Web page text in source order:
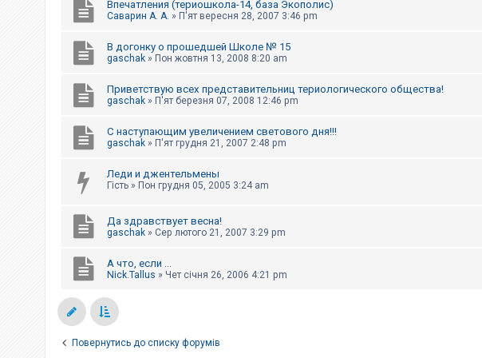
Впечатления (териошкола-14, база Экополис)
Саварин А. А. » П'ят вересня 28, 2007 3:46 pm
В догонку о прошедшей Школе № 15
gaschak » Пон жовтня 13, 2008 8:20 am
Приветствую всех представительниц териологического общества!
gaschak » П'ят березня 07, 2008 12:46 pm
С наступающим увеличением светового дня!!!
gaschak » П'ят грудня 21, 2007 2:48 pm
Леди и джентельмены
Гість » Пон грудня 05, 2005 3:24 am
Да здравствует весна!
gaschak » Сер лютого 21, 2007 3:29 pm
А что, если ...
Nick.Tallus » Чет січня 26, 2006 4:21 pm
Повернутись до списку форумів